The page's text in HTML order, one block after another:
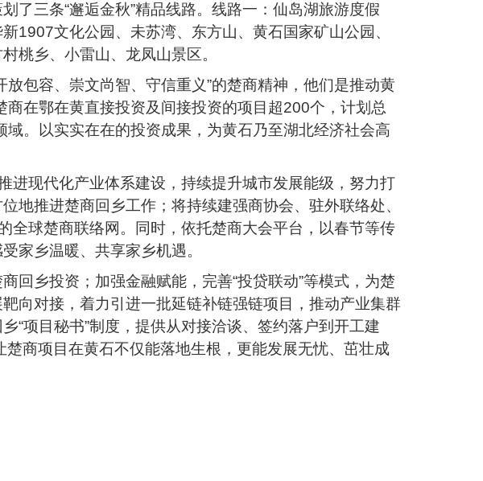
了三条“邂逅金秋”精品线路。线路一：仙岛湖旅游度假
1907文化公园、未苏湾、东方山、黄石国家矿山公园、
桃乡、小雷山、龙凤山景区。
包容、崇文尚智、守信重义”的楚商精神，他们是推动黄
在鄂在黄直接投资及间接投资的项目超200个，计划总
。以实实在在的投资成果，为黄石乃至湖北经济社会高
进现代化产业体系建设，持续提升城市发展能级，努力打
地推进楚商回乡工作；将持续建强商协会、驻外联络处、
全球楚商联络网。同时，依托楚商大会平台，以春节等传
家乡温暖、共享家乡机遇。
回乡投资；加强金融赋能，完善“投贷联动”等模式，为楚
向对接，着力引进一批延链补链强链项目，推动产业集群
“项目秘书”制度，提供从对接洽谈、签约落户到开工建
楚商项目在黄石不仅能落地生根，更能发展无忧、茁壮成